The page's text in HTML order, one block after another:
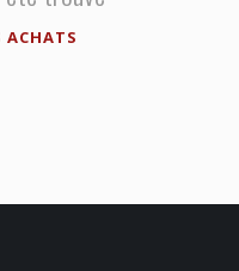
ACHATS